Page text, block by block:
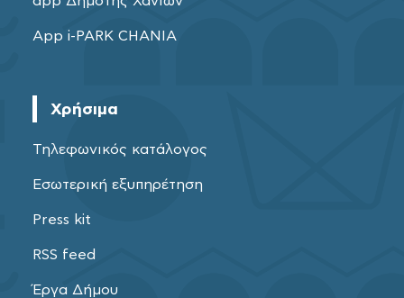
App i-PARK CHANIA
Χρήσιμα
Τηλεφωνικός κατάλογος
Εσωτερική εξυπηρέτηση
Press kit
RSS feed
Έργα Δήμου